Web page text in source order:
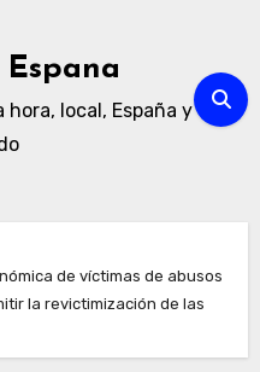
hora, local, España y
de víctimas de abusos
la revictimización de las